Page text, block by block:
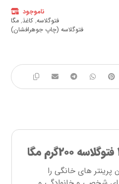
ناموجود
فتوگلاسه, کاغذ, مگا
فتوگلاسه (چاپ جوهرافشان)
های خانگی را